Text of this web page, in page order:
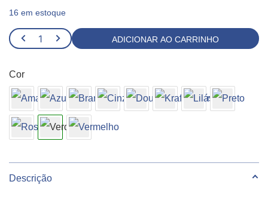
16 em estoque
Sacola
Papel
Verde
10
unidades
ADICIONAR AO CARRINHO
Cor
Descrição